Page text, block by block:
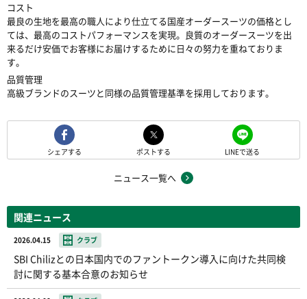
コスト
最良の生地を最高の職人により仕立てる国産オーダースーツの価格とし
ては、最高のコストパフォーマンスを実現。良質のオーダースーツを出
来るだけ安価でお客様にお届けするために日々の努力を重ねておりま
す。
品質管理
高級ブランドのスーツと同様の品質管理基準を採用しております。
シェアする ポストする LINEで送る
ニュース一覧へ
関連ニュース
2026.04.15 クラブ
SBI Chilizとの日本国内でのファントークン導入に向けた共同検
討に関する基本合意のお知らせ